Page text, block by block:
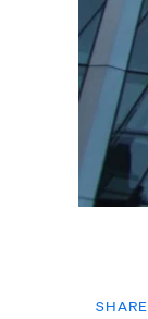
SHARE